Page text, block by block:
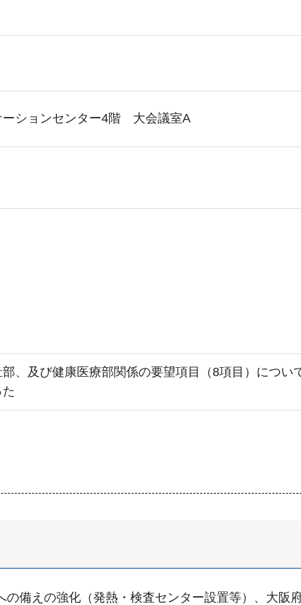
ーションセンター4階 大会議室A
、及び健康医療部関係の要望項目（8項目）につ
備えの強化（発熱・検査センター設置等）、大阪